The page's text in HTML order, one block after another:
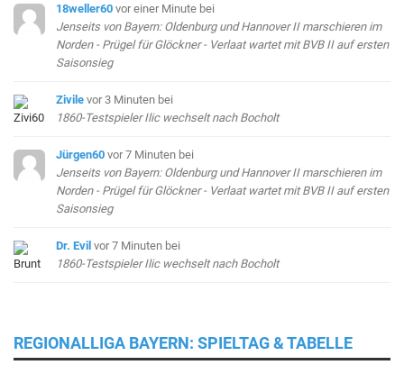
18weller60 vor einer Minute bei
Jenseits von Bayern: Oldenburg und Hannover II marschieren im
Norden - Prügel für Glöckner - Verlaat wartet mit BVB II auf ersten
Saisonsieg
Zivile vor 3 Minuten bei
1860-Testspieler Ilic wechselt nach Bocholt
Jürgen60 vor 7 Minuten bei
Jenseits von Bayern: Oldenburg und Hannover II marschieren im
Norden - Prügel für Glöckner - Verlaat wartet mit BVB II auf ersten
Saisonsieg
Dr. Evil vor 7 Minuten bei
1860-Testspieler Ilic wechselt nach Bocholt
REGIONALLIGA BAYERN: SPIELTAG & TABELLE